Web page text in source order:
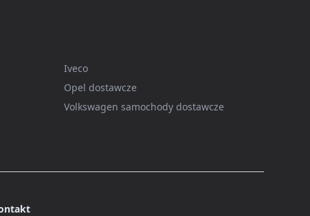
Iveco
Opel dostawcze
Volkswagen samochody dostawcze